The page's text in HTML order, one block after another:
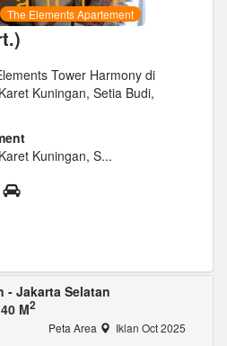
The Elements Apartement
Tower Harmony di
Kuningan, Setia Budi,
Kuningan, S...
- Jakarta Selatan
M2
Peta Area Iklan Oct 2025